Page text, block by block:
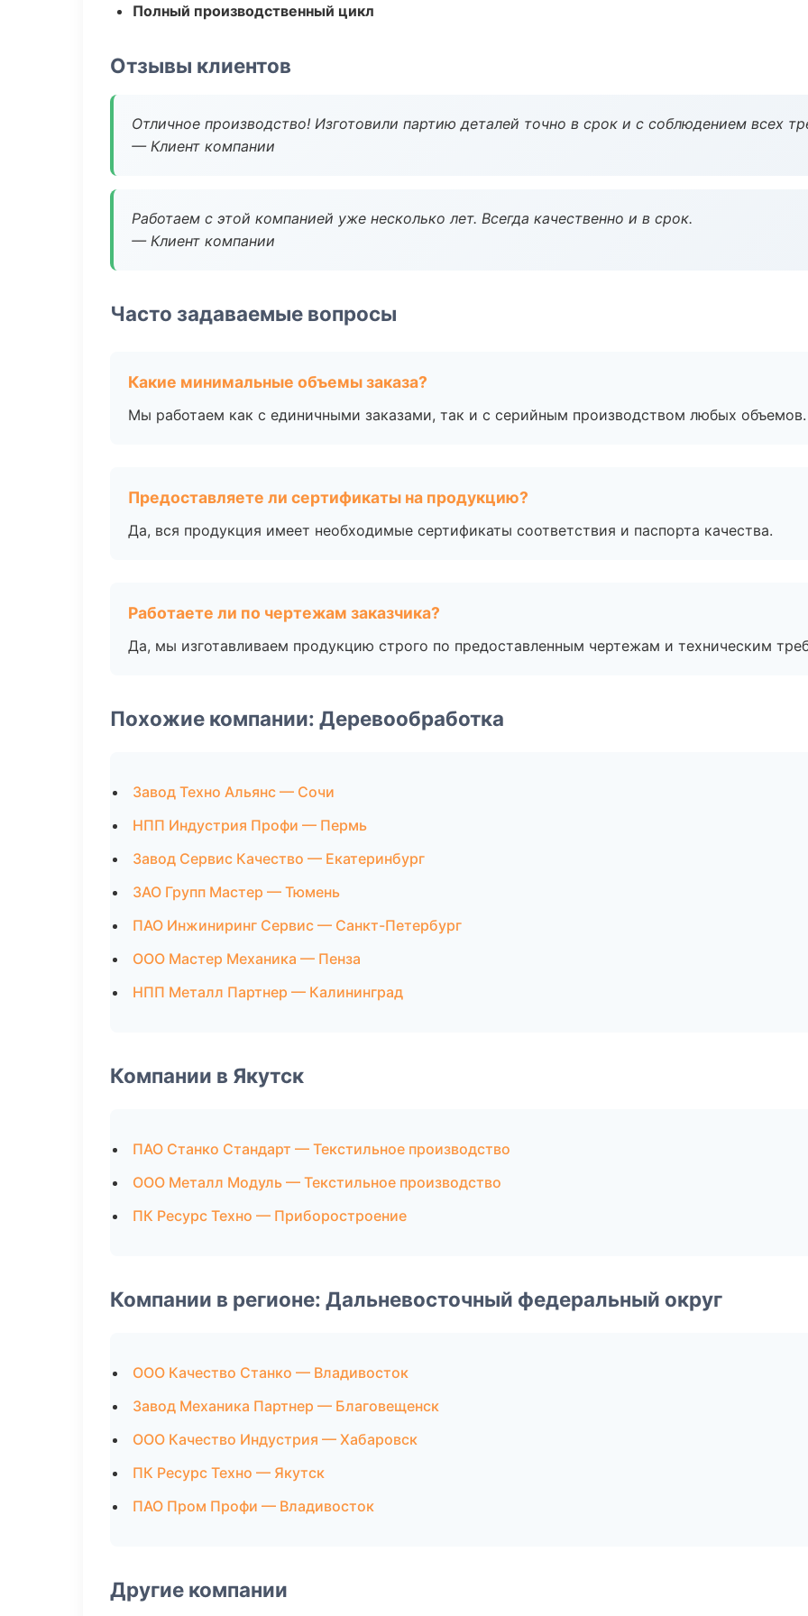
Полный производственный цикл
Отзывы клиентов
Отличное производство! Изготовили партию деталей точно в срок и с соблюдением всех
— Клиент компании
Работаем с этой компанией уже несколько лет. Всегда качественно и в срок.
— Клиент компании
Часто задаваемые вопросы
Какие минимальные объемы заказа?
Мы работаем как с единичными заказами, так и с серийным производством любых объемов.
Предоставляете ли сертификаты на продукцию?
Да, вся продукция имеет необходимые сертификаты соответствия и паспорта качества.
Работаете ли по чертежам заказчика?
Да, мы изготавливаем продукцию строго по предоставленным чертежам и техническим
Похожие компании: Деревообработка
Завод Техно Альянс — Сочи
НПП Индустрия Профи — Пермь
Завод Сервис Качество — Екатеринбург
ЗАО Групп Мастер — Тюмень
ПАО Инжиниринг Сервис — Санкт-Петербург
ООО Мастер Механика — Пенза
НПП Металл Партнер — Калининград
Компании в Якутск
ПАО Станко Стандарт — Текстильное производство
ООО Металл Модуль — Текстильное производство
ПК Ресурс Техно — Приборостроение
Компании в регионе: Дальневосточный федеральный округ
ООО Качество Станко — Владивосток
Завод Механика Партнер — Благовещенск
ООО Качество Индустрия — Хабаровск
ПК Ресурс Техно — Якутск
ПАО Пром Профи — Владивосток
Другие компании